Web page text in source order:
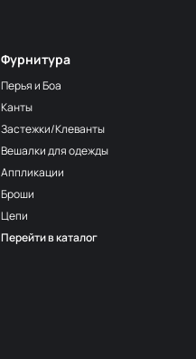
Фурнитура
Перья и Боа
Канты
Застежки/Клеванты
Вешалки для одежды
Аппликации
Броши
Цепи
Перейти в каталог